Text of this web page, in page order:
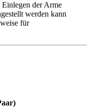
Einlegen der Arme
werden kann
für